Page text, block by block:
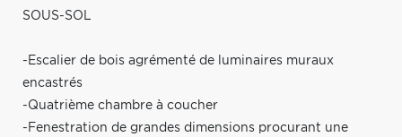
SOUS-SOL
-Escalier de bois agrémenté de luminaires muraux
encastrés
-Quatrième chambre à coucher
-Fenestration de grandes dimensions procurant une